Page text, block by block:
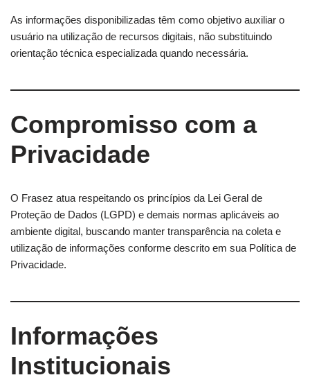
As informações disponibilizadas têm como objetivo auxiliar o
usuário na utilização de recursos digitais, não substituindo
orientação técnica especializada quando necessária.
Compromisso com a
Privacidade
O Frasez atua respeitando os princípios da Lei Geral de
Proteção de Dados (LGPD) e demais normas aplicáveis ao
ambiente digital, buscando manter transparência na coleta e
utilização de informações conforme descrito em sua Política de
Privacidade.
Informações
Institucionais